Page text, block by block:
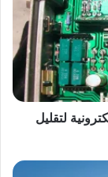
لتقليل